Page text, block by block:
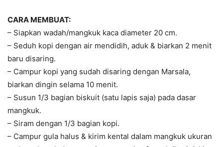
CARA MEMBUAT:
– Siapkan wadah/mangkuk kaca diameter 20 cm.
– Seduh kopi dengan air mendidih, aduk & biarkan 2 menit
baru disaring.
– Campur kopi yang sudah disaring dengan Marsala,
biarkan dingin selama 10 menit.
– Susun 1/3 bagian biskuit (satu lapis saja) pada dasar
mangkuk.
– Siram dengan 1/3 bagian kopi.
– Campur gula halus & kirim kental dalam mangkuk ukuran